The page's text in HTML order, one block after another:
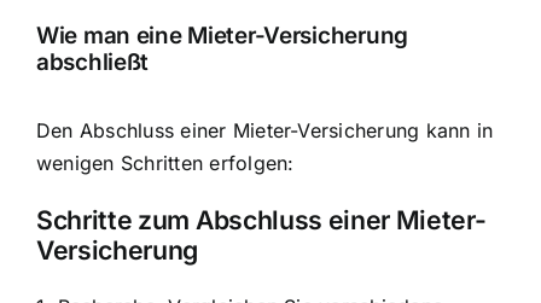
Wie man eine Mieter-Versicherung
abschließt
Den Abschluss einer Mieter-Versicherung kann in
wenigen Schritten erfolgen:
Schritte zum Abschluss einer Mieter-
Versicherung